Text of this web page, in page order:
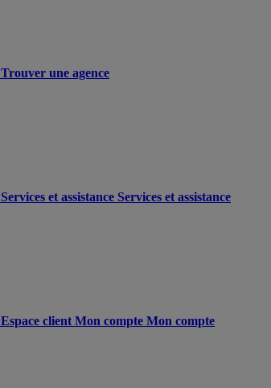
Trouver une agence
Services et assistance Services et assistance
Espace client Mon compte Mon compte